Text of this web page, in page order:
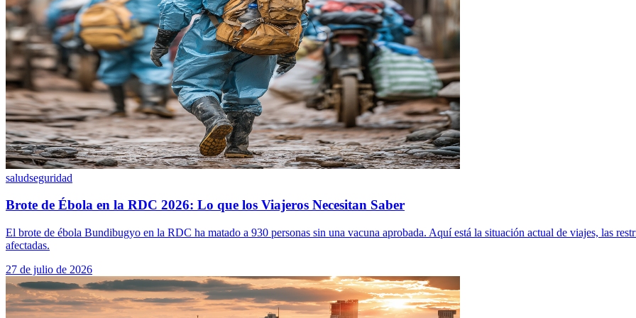
saludseguridad
Brote de Ébola en la RDC 2026: Lo que los Viajeros Necesitan Saber
El brote de ébola Bundibugyo en la RDC ha matado a 930 personas sin una vacuna aprobada. Aquí está la situación actual de viajes, las
afectadas.
27 de julio de 2026